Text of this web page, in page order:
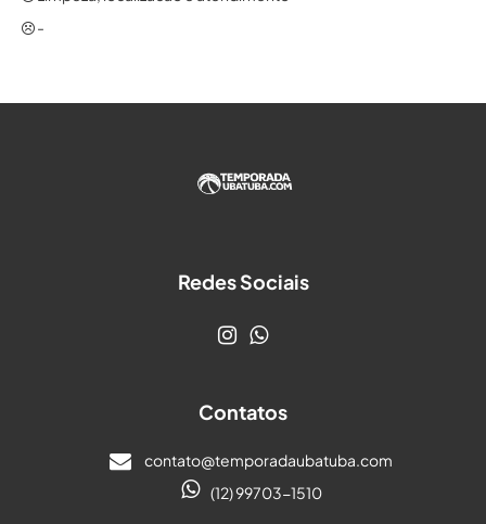
-
Redes Sociais
Contatos
contato@temporadaubatuba.com
(12) 99703-1510